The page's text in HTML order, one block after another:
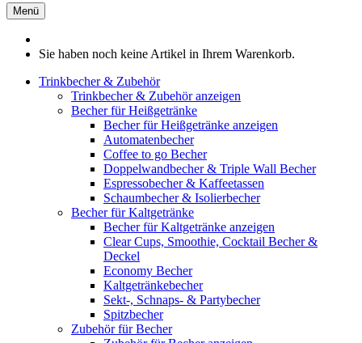
Menü
Sie haben noch keine Artikel in Ihrem Warenkorb.
Trinkbecher & Zubehör
Trinkbecher & Zubehör anzeigen
Becher für Heißgetränke
Becher für Heißgetränke anzeigen
Automatenbecher
Coffee to go Becher
Doppelwandbecher & Triple Wall Becher
Espressobecher & Kaffeetassen
Schaumbecher & Isolierbecher
Becher für Kaltgetränke
Becher für Kaltgetränke anzeigen
Clear Cups, Smoothie, Cocktail Becher &
Deckel
Economy Becher
Kaltgetränkebecher
Sekt-, Schnaps- & Partybecher
Spitzbecher
Zubehör für Becher